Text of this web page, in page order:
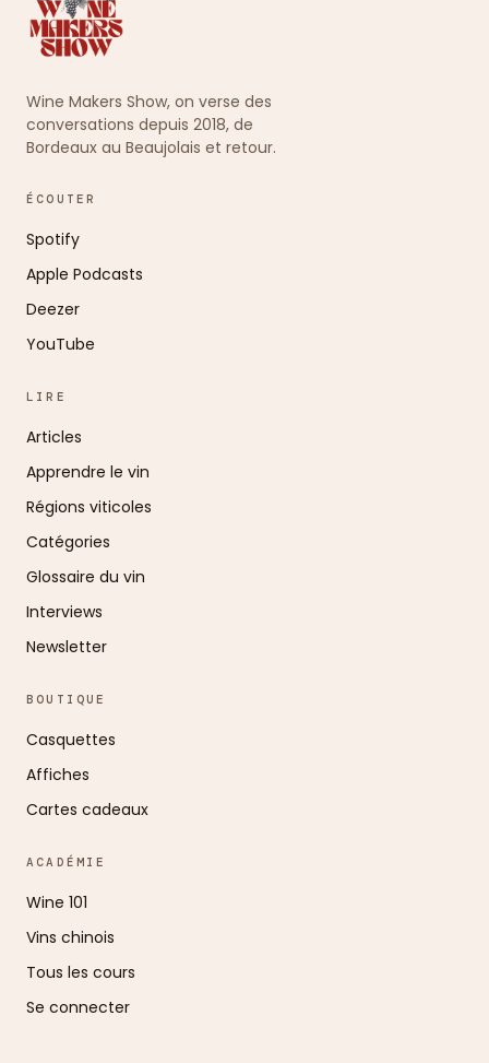
Wine Makers Show, on verse des
conversations depuis 2018, de
Bordeaux au Beaujolais et retour.
ÉCOUTER
Spotify
Apple Podcasts
Deezer
YouTube
LIRE
Articles
Apprendre le vin
Régions viticoles
Catégories
Glossaire du vin
Interviews
Newsletter
BOUTIQUE
Casquettes
Affiches
Cartes cadeaux
ACADÉMIE
Wine 101
Vins chinois
Tous les cours
Se connecter